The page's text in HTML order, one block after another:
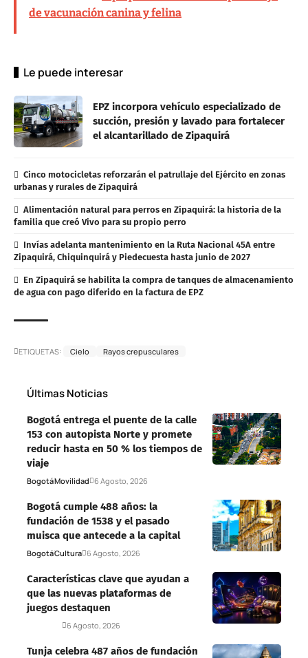
de vacunación canina y felina
Le puede interesar
EPZ incorpora vehículo especializado de
succión, presión y lavado para fortalecer
el alcantarillado de Zipaquirá
Cinco motocicletas reforzarán el patrullaje del Ejército en zonas
urbanas y rurales de Zipaquirá
Alimentación natural para perros en Zipaquirá: la historia de la
familia que creó Vivo para su propio perro
Invías adelanta mantenimiento en la Ruta Nacional 45A entre
Zipaquirá, Chiquinquirá y Piedecuesta hasta junio de 2027
En Zipaquirá se habilita la compra de tanques de almacenamiento
de agua con pago diferido en la factura de EPZ
ETIQUETAS: Cielo Rayos crepusculares
Últimas Noticias
Bogotá entrega el puente de la calle
153 con autopista Norte y promete
reducir hasta en 50 % los tiempos de
viaje
BogotáMovilidad 6 Agosto, 2026
Bogotá cumple 488 años: la
fundación de 1538 y el pasado
muisca que antecede a la capital
BogotáCultura 6 Agosto, 2026
Características clave que ayudan a
que las nuevas plataformas de
juegos destaquen
6 Agosto, 2026
Tunja celebra 487 años de fundación